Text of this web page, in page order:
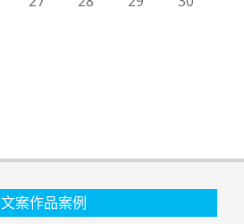
文案作品案例